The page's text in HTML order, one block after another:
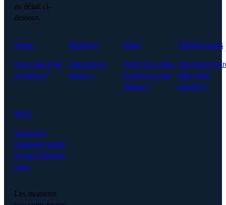
en détail ci-
dessous.
Notes
Que vient-il de
se passer ?
Briefings
Que dois-je
savoir ?
Plans
Quel est le plan,
et qu'est-ce qui
dérape ?
Talking points
Que dois-je
dans cette
réunion ?
MCP
Interrogez
n'importe quelle
IA sur n'importe
quoi.
Les moments